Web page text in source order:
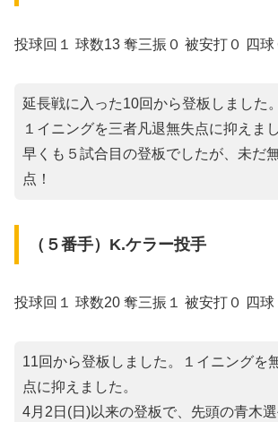
投球回１ 球数13 奪三振０ 被安打０ 四球
延長戦に入った10回から登板しました。
１イニングを三者凡退無失点に抑えまし
早くも５試合目の登板でしたが、未だ
点！
（５番手）K.ケラー投手
投球回１ 球数20 奪三振１ 被安打０ 四球
11回から登板しました。１イニングを
点に抑えました。
4月2日(日)以来の登板で、先頭の青木